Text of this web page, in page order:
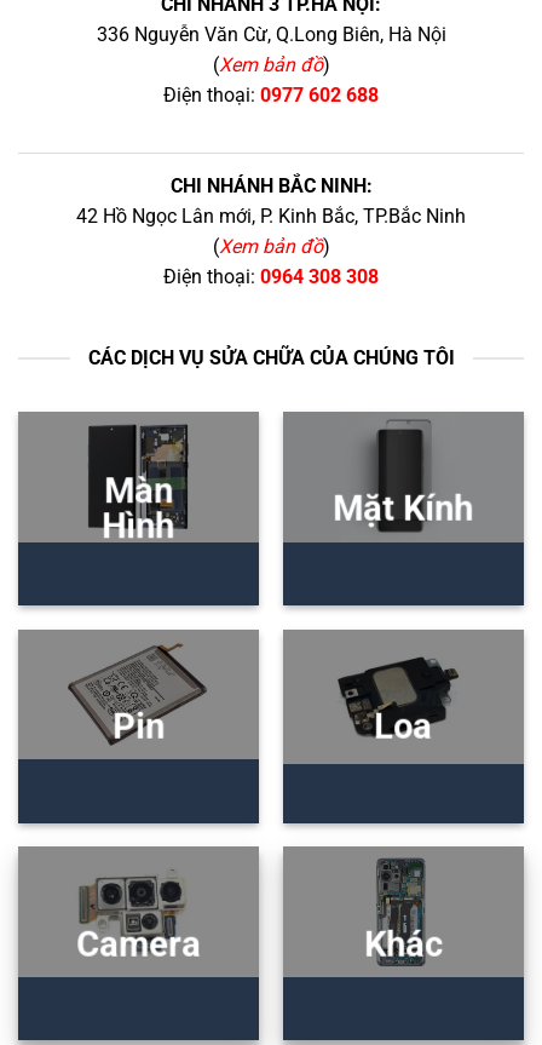
336 Nguyễn Văn Cừ, Q.Long Biên, Hà Nội
(Xem bản đồ)
Điện thoại: 0977 602 688
CHI NHÁNH BẮC NINH:
42 Hồ Ngọc Lân mới, P. Kinh Bắc, TP.Bắc Ninh
(Xem bản đồ)
Điện thoại: 0964 308 308
CÁC DỊCH VỤ SỬA CHỮA CỦA CHÚNG TÔI
Màn
Hình
Mặt Kính
Pin Loa
Camera Khác